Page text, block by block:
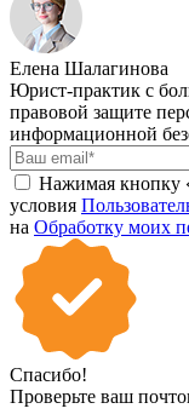
Елена Шалагинова
Юрист-практик с
правовой защите
информационной
Нажимая кнопку
условия
на Обработку моих
Спасибо!
Проверьте ваш